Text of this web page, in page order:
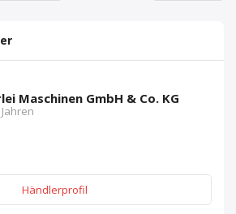
Maschinen GmbH & Co. KG
Händlerprofil